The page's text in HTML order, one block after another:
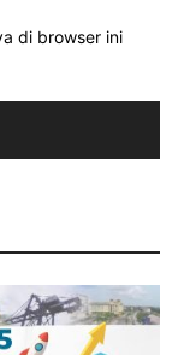
di browser ini